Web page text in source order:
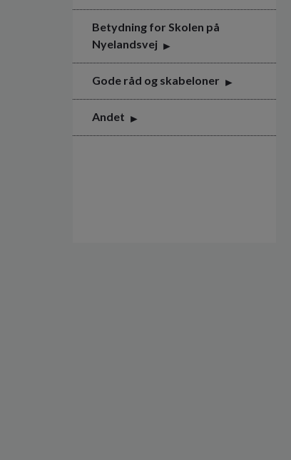
Betydning for Skolen på
Nyelandsvej
Gode råd og skabeloner
Andet